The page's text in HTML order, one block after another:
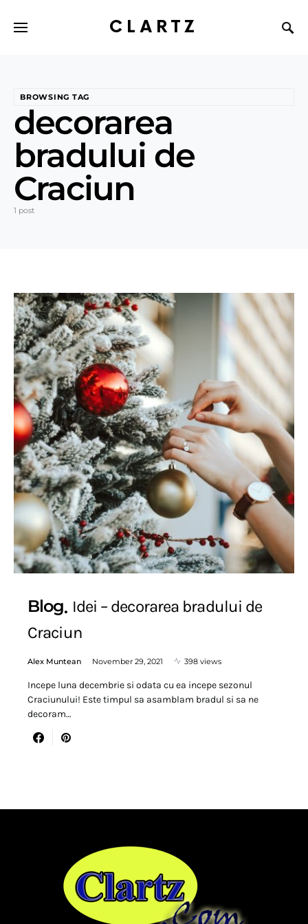
CLARTZ
BROWSING TAG
decorarea
bradului de
Craciun
1 post
Blog Idei – decorarea bradului de
Craciun
Alex Muntean November 29, 2021 398 views
Incepe luna decembrie si odata cu ea incepe sezonul
Craciunului! Este timpul sa asamblam bradul si sa ne
decoram…